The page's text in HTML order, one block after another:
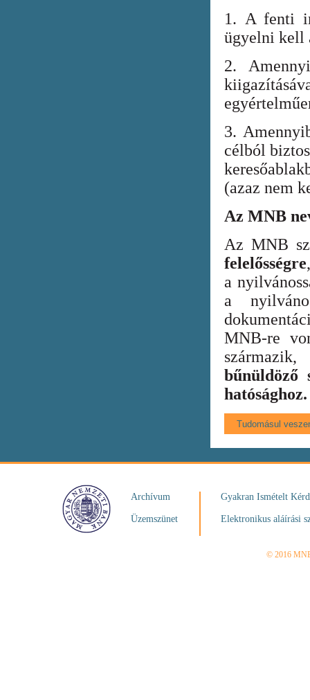
1. A fenti
ügyelni kell
2.
3.
célból
(azaz nem
Az MNB
Az MNB
felelősségre
a
a
MNB-re
bűnüldöző
hatósághoz.
Archívum
Üzemszünet
Gyakran Ismételt
Elektronikus aláírási
© 2016